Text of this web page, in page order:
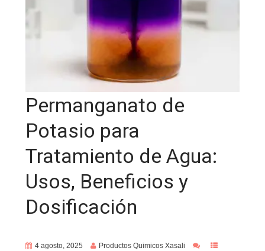
Permanganato de
Potasio para
Tratamiento de Agua:
Usos, Beneficios y
Dosificación
4 agosto, 2025
Productos Quimicos Xasali